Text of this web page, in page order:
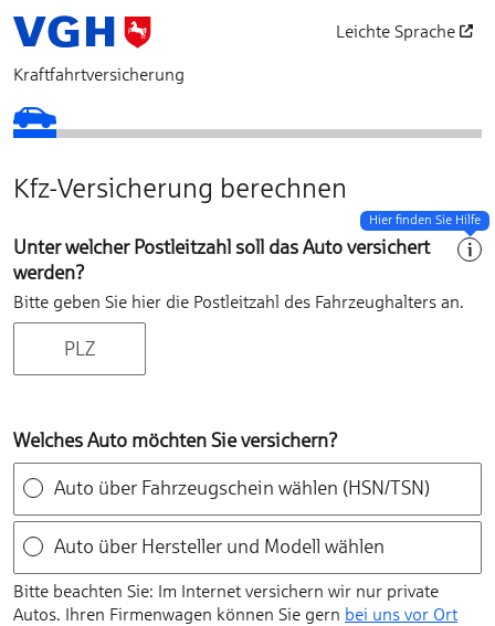
Leichte Sprache
Kraftfahrtversicherung
PLZ & Fahrzeug
Fahrzeugdaten
Fahrzeugnutzung
Situationsauswahl
Schadenfreiheitsklasse
Ihr Angebot
Vorversicherung
Persönliche Daten
Zahlung und
Kfz-Versicherung berechnen
Unter welcher Postleitzahl soll das Auto versichert
werden?
Bitte geben Sie hier die Postleitzahl des Fahrzeughalters an.
Welches Auto möchten Sie versichern?
Auto über Fahrzeugschein wählen (HSN/TSN)
Auto über Hersteller und Modell wählen
Bitte beachten Sie: Im Internet versichern wir nur private
Autos. Ihren Firmen­wagen können Sie gern bei uns vor Ort
Hier finden Sie Hilfe